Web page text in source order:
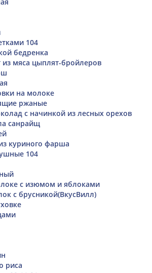
104
бедренка
из мяса цыплят-бройлеров
на молоке
ржаные
с начинкой из лесных орехов
санрайщ
куриного фарша
104
с изюмом и яблоками
с брусникой(ВкусВилл)
риса